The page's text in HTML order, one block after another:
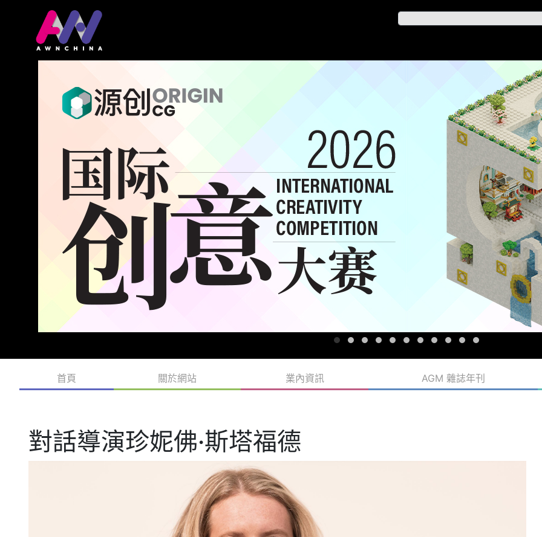
首頁 關於網站 業內資訊 AGM 雜誌年刊
對話導演珍妮佛·斯塔福德